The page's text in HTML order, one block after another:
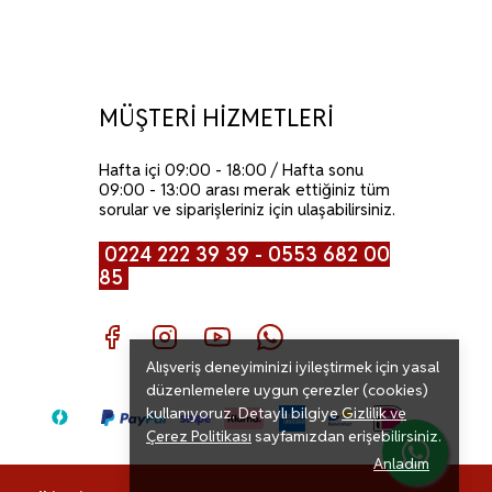
Alışveriş deneyiminizi iyileştirmek için yasal
düzenlemelere uygun çerezler (cookies)
kullanıyoruz. Detaylı bilgiyeGizlilik ve
Çerez Politikasısayfamızdan erişebilirsiniz.
Anladım
MÜŞTERİ HİZMETLERİ
Hafta içi 09:00 - 18:00 / Hafta sonu
09:00 - 13:00 arası merak ettiğiniz tüm
sorular ve siparişleriniz için ulaşabilirsiniz.
0224 222 39 39 - 0553 682 00
85